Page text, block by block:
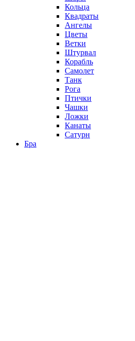
Кольца
Квадраты
Ангелы
Цветы
Ветки
Штурвал
Корабль
Самолет
Танк
Рога
Птички
Чашки
Ложки
Канаты
Сатурн
Бра